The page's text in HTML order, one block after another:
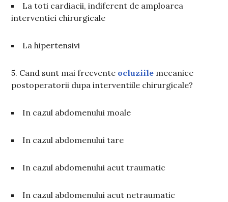
La toti cardiacii, indiferent de amploarea
interventiei chirurgicale
La hipertensivi
5. Cand sunt mai frecvente ocluziile mecanice
postoperatorii dupa interventiile chirurgicale?
In cazul abdomenului moale
In cazul abdomenului tare
In cazul abdomenului acut traumatic
In cazul abdomenului acut netraumatic